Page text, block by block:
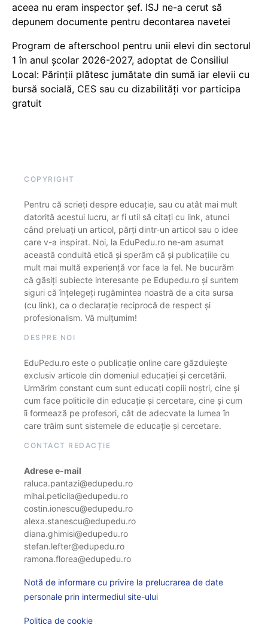
aceea nu eram inspector șef. ISJ ne-a cerut să
depunem documente pentru decontarea navetei
Program de afterschool pentru unii elevi din sectorul
1 în anul școlar 2026-2027, adoptat de Consiliul
Local: Părinții plătesc jumătate din sumă iar elevii cu
bursă socială, CES sau cu dizabilităţi vor participa
gratuit
COPYRIGHT
Pentru că scrieți despre educație, sau cu atât mai mult
datorită acestui lucru, ar fi util să citați cu link, atunci
când preluați un articol, părți dintr-un articol sau o idee
care v-a inspirat. Noi, la EduPedu.ro ne-am asumat
această conduită etică și sperăm că și publicațiile cu
mult mai multă experiență vor face la fel. Ne bucurăm
că găsiți subiecte interesante pe Edupedu.ro și suntem
siguri că înțelegeți rugămintea noastră de a cita sursa
(cu link), ca o declarație reciprocă de respect și
profesionalism. Vă mulțumim!
DESPRE NOI
EduPedu.ro este o publicație online care găzduiește
exclusiv articole din domeniul educației și cercetării.
Urmărim constant cum sunt educați copiii noștri, cine și
cum face politicile din educație și cercetare, cine și cum
îi formează pe profesori, cât de adecvate la lumea în
care trăim sunt sistemele de educație și cercetare.
CONTACT REDACȚIE
Adrese e-mail
raluca.pantazi@edupedu.ro
mihai.peticila@edupedu.ro
costin.ionescu@edupedu.ro
alexa.stanescu@edupedu.ro
diana.ghimisi@edupedu.ro
stefan.lefter@edupedu.ro
ramona.florea@edupedu.ro
Notă de informare cu privire la prelucrarea de date
personale prin intermediul site-ului
Politica de cookie